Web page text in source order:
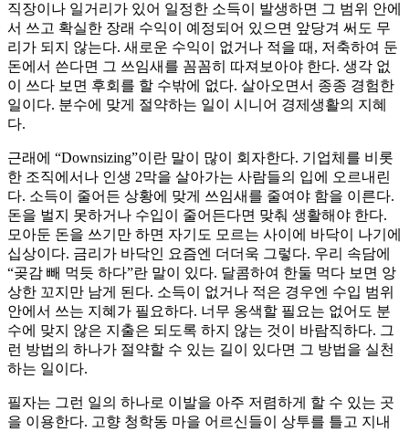
직장이나 일거리가 있어 일정한 소득이 발생하면 그 범위 안에
서 쓰고 확실한 장래 수익이 예정되어 있으면 앞당겨 써도 무
리가 되지 않는다. 새로운 수익이 없거나 적을 때, 저축하여 둔
돈에서 쓴다면 그 쓰임새를 꼼꼼히 따져보아야 한다. 생각 없
이 쓰다 보면 후회를 할 수밖에 없다. 살아오면서 종종 경험한
일이다. 분수에 맞게 절약하는 일이 시니어 경제생활의 지혜
다.
근래에 “Downsizing”이란 말이 많이 회자한다. 기업체를 비롯
한 조직에서나 인생 2막을 살아가는 사람들의 입에 오르내린
다. 소득이 줄어든 상황에 맞게 쓰임새를 줄여야 함을 이른다.
돈을 벌지 못하거나 수입이 줄어든다면 맞춰 생활해야 한다.
모아둔 돈을 쓰기만 하면 자기도 모르는 사이에 바닥이 나기에
십상이다. 금리가 바닥인 요즘엔 더더욱 그렇다. 우리 속담에
“곶감 빼 먹듯 하다”란 말이 있다. 달콤하여 한둘 먹다 보면 앙
상한 꼬지만 남게 된다. 소득이 없거나 적은 경우엔 수입 범위
안에서 쓰는 지혜가 필요하다. 너무 옹색할 필요는 없어도 분
수에 맞지 않은 지출은 되도록 하지 않는 것이 바람직하다. 그
런 방법의 하나가 절약할 수 있는 길이 있다면 그 방법을 실천
하는 일이다.
필자는 그런 일의 하나로 이발을 아주 저렴하게 할 수 있는 곳
을 이용한다. 고향 청학동 마을 어르신들이 상투를 틀고 지내